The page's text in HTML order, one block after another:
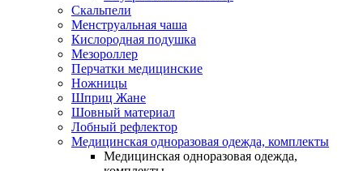
Скальпели
Менструальная чаша
Кислородная подушка
Мезороллер
Перчатки медицинские
Ножницы
Шприц Жане
Шовный материал
Лобный рефлектор
Медицинская одноразовая одежда, комплекты
Медицинская одноразовая одежда,